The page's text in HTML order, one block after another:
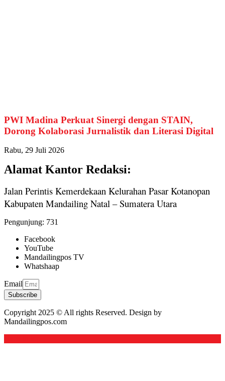
PWI Madina Perkuat Sinergi dengan STAIN,
Dorong Kolaborasi Jurnalistik dan Literasi Digital
Rabu, 29 Juli 2026
Alamat Kantor Redaksi:
Jalan Perintis Kemerdekaan Kelurahan Pasar Kotanopan
Kabupaten Mandailing Natal – Sumatera Utara
Pengunjung: 731
Facebook
YouTube
Mandailingpos TV
Whatshaap
Email
Subscribe
Copyright 2025 © All rights Reserved. Design by
Mandailingpos.com